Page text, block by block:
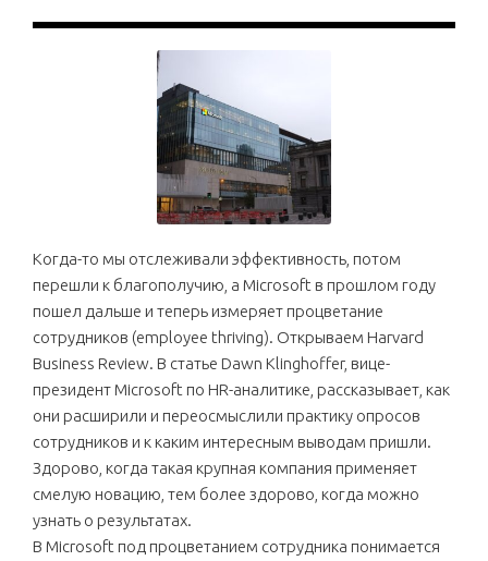
Когда-то мы отслеживали эффективность, потом
перешли к благополучию, а Microsoft в прошлом году
пошел дальше и теперь измеряет процветание
сотрудников (employee thriving). Открываем Harvard
Business Review. В статье Dawn Klinghoffer, вице-
президент Microsoft по HR-аналитике, рассказывает, как
они расширили и переосмыслили практику опросов
сотрудников и к каким интересным выводам пришли.
Здорово, когда такая крупная компания применяет
смелую новацию, тем более здорово, когда можно
узнать о результатах.
В Microsoft под процветанием сотрудника понимается